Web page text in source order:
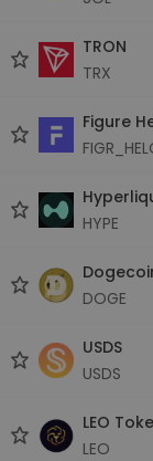
TRON
TRX
Figure
HYPE
DOGE
USDS
USDS
LEO
LEO